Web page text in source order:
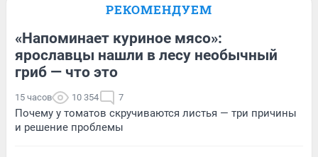
РЕКОМЕНДУЕМ
«Напоминает куриное мясо»:
ярославцы нашли в лесу необычный
гриб — что это
15 часов 10 354 7
Почему у томатов скручиваются листья — три причины
и решение проблемы